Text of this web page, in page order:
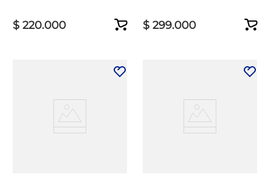
$ 220.000 $ 299.000